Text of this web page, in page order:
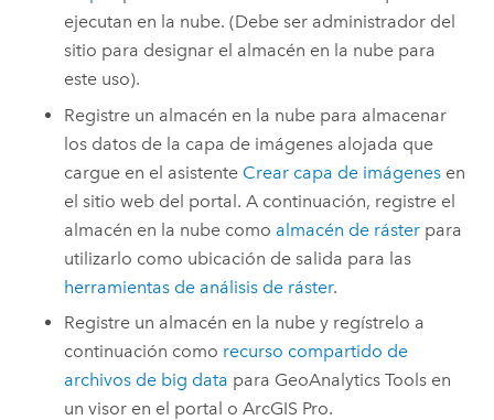
ejecutan en la nube. (Debe ser administrador del
sitio para designar el almacén en la nube para
este uso).
Registre un almacén en la nube para almacenar
los datos de la capa de imágenes alojada que
cargue en el asistente Crear capa de imágenes en
el sitio web del portal. A continuación, registre el
almacén en la nube como almacén de ráster para
utilizarlo como ubicación de salida para las
herramientas de análisis de ráster.
Registre un almacén en la nube y regístrelo a
continuación como recurso compartido de
archivos de big data para GeoAnalytics Tools en
un visor en el portal oArcGIS Pro.